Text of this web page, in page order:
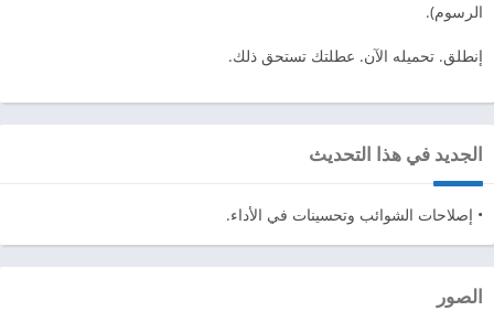
الرسوم).
إنطلق. تحميله الآن. عطلتك تستحق ذلك.
الجديد في هذا التحديث
• إصلاحات الشوائب وتحسينات في الأداء.
الصور